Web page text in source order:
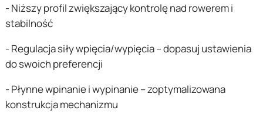
- Niższy profil zwiększający kontrolę nad rowerem i
stabilność
- Regulacja siły wpięcia/wypięcia – dopasuj ustawienia
do swoich preferencji
- Płynne wpinanie i wypinanie – zoptymalizowana
konstrukcja mechanizmu